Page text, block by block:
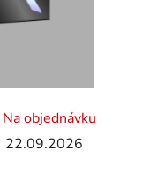
Na objednávku
22.09.2026